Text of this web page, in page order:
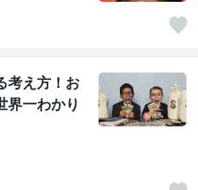
考え方！お
界一わかり